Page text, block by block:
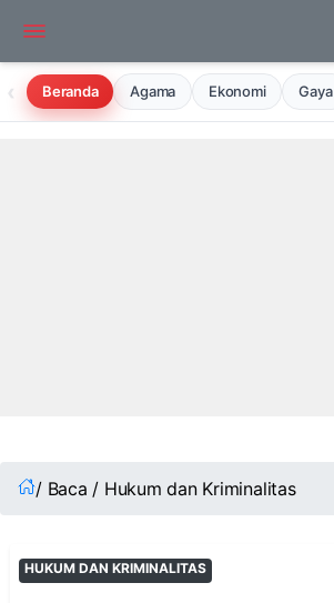
‹ Beranda Agama Ekonomi Gaya
/ Baca / Hukum dan Kriminalitas
HUKUM DAN KRIMINALITAS